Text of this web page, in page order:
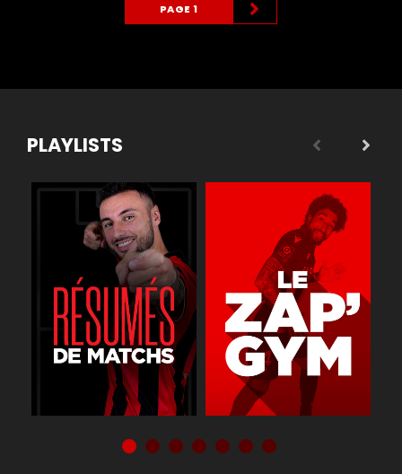
PAGE 1
PLAYLISTS
Buts Réactions